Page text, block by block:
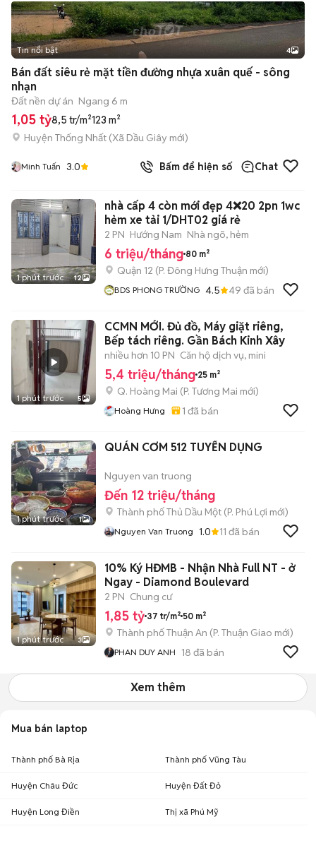
Tin nổi bật 4
Bán đất siêu rẻ mặt tiền đường nhựa xuân quế - sông
nhạn
Đất nền dự án Ngang 6 m
1,05 tỷ8,5 tr/m²123 m²
Huyện Thống Nhất (Xã Dầu Giây mới)
Minh Tuấn 3.0 Bấm để hiện số Chat
1 phút trước 12
nhà cấp 4 còn mới đẹp 4❌20 2pn 1wc
hẻm xe tải 1/DHT02 giá rẻ
2 PN Hướng Nam Nhà ngõ, hẻm
6 triệu/tháng 80 m²
Quận 12 (P. Đông Hưng Thuận mới)
BDS PHONG TRƯỜNG 4.5 49 đã bán
1 phút trước 5
CCMN MỚI. Đủ đồ, Máy giặt riêng,
Bếp tách riêng. Gần Bách Kinh Xây
nhiều hơn 10 PN Căn hộ dịch vụ, mini
5,4 triệu/tháng 25 m²
Q. Hoàng Mai (P. Tương Mai mới)
Hoàng Hưng 1 đã bán
1 phút trước 1
QUÁN CƠM 512 TUYỂN DỤNG
Nguyen van truong
Đến 12 triệu/tháng
Thành phố Thủ Dầu Một (P. Phú Lợi mới)
Nguyen Van Truong 1.0 11 đã bán
1 phút trước 3
10% Ký HĐMB - Nhận Nhà Full NT - ở
Ngay - Diamond Boulevard
2 PN Chung cư
1,85 tỷ 37 tr/m² 50 m²
Thành phố Thuận An (P. Thuận Giao mới)
PHAN DUY ANH 18 đã bán
Xem thêm
Mua bán laptop
Thành phố Bà Rịa Thành phố Vũng Tàu
Huyện Châu Đức Huyện Đất Đỏ
Huyện Long Điền Thị xã Phú Mỹ